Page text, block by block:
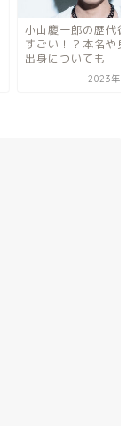
小山慶一郎の歴代彼
すごい！？本名や身
出身についても
2023年3